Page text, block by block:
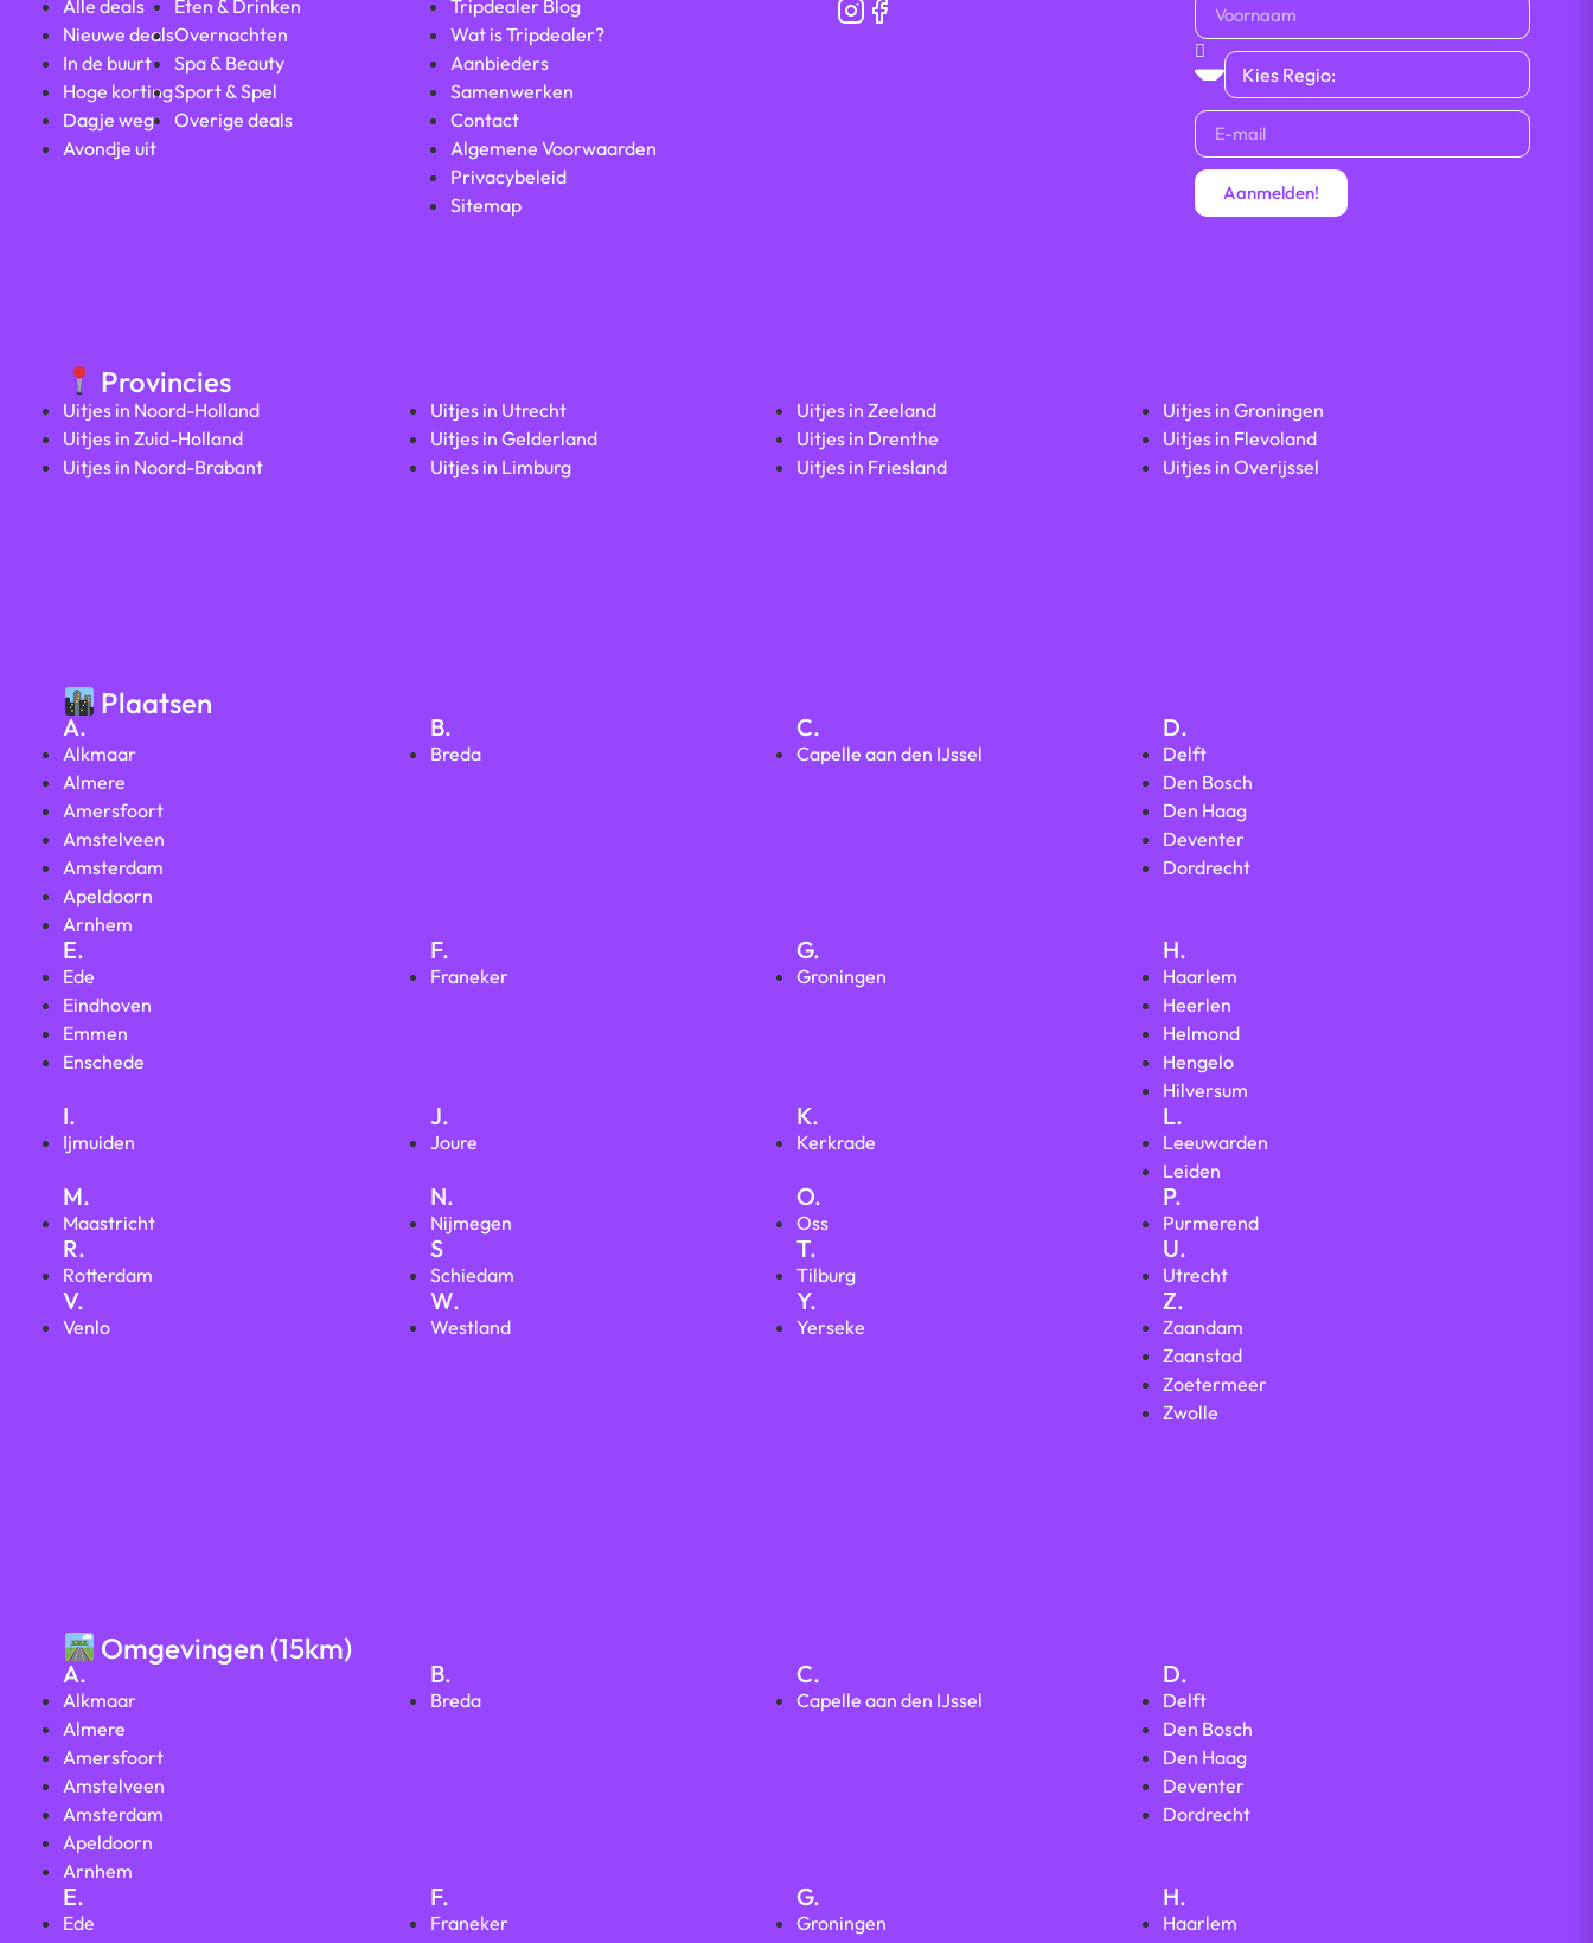
Alle deals
Nieuwe deals
In de buurt
Hoge korting
Dagje weg
Avondje uit
Eten & Drinken
Overnachten
Spa & Beauty
Sport & Spel
Overige deals
Tripdealer Blog
Wat is Tripdealer?
Aanbieders
Samenwerken
Contact
Algemene Voorwaarden
Privacybeleid
Sitemap
Aanmelden!
Provincies
Uitjes in Noord-Holland
Uitjes in Zuid-Holland
Uitjes in Noord-Brabant
Uitjes in Utrecht
Uitjes in Gelderland
Uitjes in Limburg
Uitjes in Zeeland
Uitjes in Drenthe
Uitjes in Friesland
Uitjes in Groningen
Uitjes in Flevoland
Uitjes in Overijssel
Plaatsen
A.
Alkmaar
Almere
Amersfoort
Amstelveen
Amsterdam
Apeldoorn
Arnhem
B.
Breda
C.
Capelle aan den IJssel
D.
Delft
Den Bosch
Den Haag
Deventer
Dordrecht
E.
Ede
Eindhoven
Emmen
Enschede
F.
Franeker
G.
Groningen
H.
Haarlem
Heerlen
Helmond
Hengelo
Hilversum
I.
Ijmuiden
J.
Joure
K.
Kerkrade
L.
Leeuwarden
Leiden
M.
Maastricht
N.
Nijmegen
O.
Oss
P.
Purmerend
R.
Rotterdam
S
Schiedam
T.
Tilburg
U.
Utrecht
V.
Venlo
W.
Westland
Y.
Yerseke
Z.
Zaandam
Zaanstad
Zoetermeer
Zwolle
Omgevingen (15km)
A.
Alkmaar
Almere
Amersfoort
Amstelveen
Amsterdam
Apeldoorn
Arnhem
B.
Breda
C.
Capelle aan den IJssel
D.
Delft
Den Bosch
Den Haag
Deventer
Dordrecht
E.
Ede
F.
Franeker
G.
Groningen
H.
Haarlem